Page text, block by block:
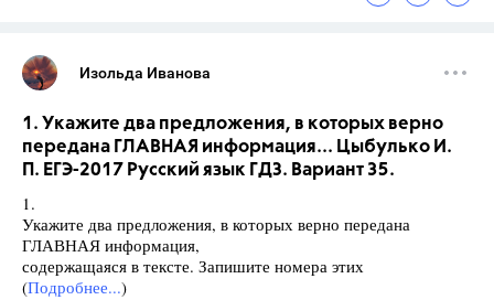
Изольда Иванова
1. Укажите два предложения, в которых верно
передана ГЛАВНАЯ информация... Цыбулько И.
П. ЕГЭ-2017 Русский язык ГДЗ. Вариант 35.
1.
Укажите два предложения, в которых верно передана
ГЛАВНАЯ информация,
содержащаяся в тексте. Запишите номера этих
(Подробнее...)